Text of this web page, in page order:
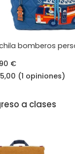
bomberos
€
5,00 (1 opiniones)
a clases